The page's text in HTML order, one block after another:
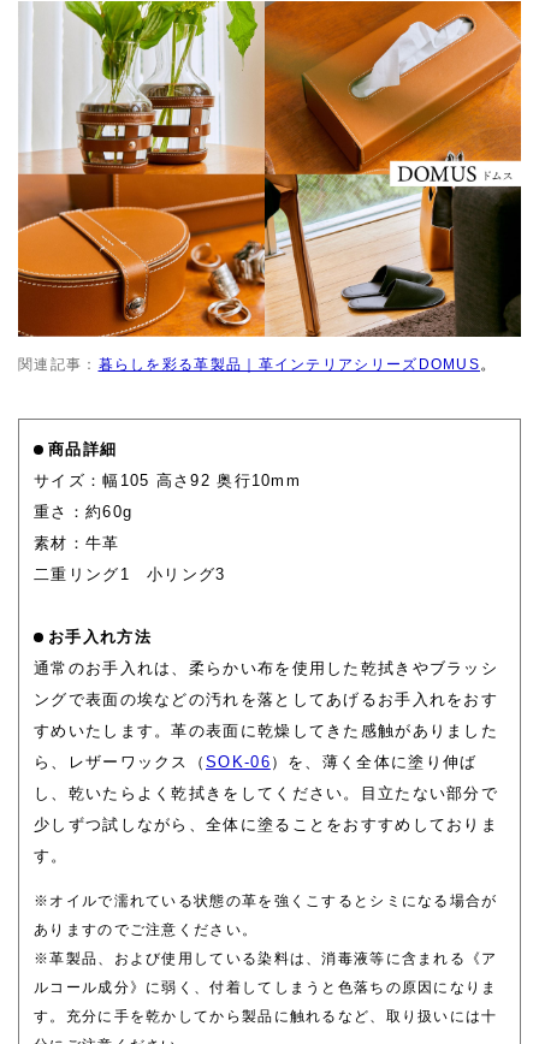
関連記事： 暮らしを彩る革製品｜革インテリアシリーズDOMUS 。
商品詳細
サイズ：幅105 高さ92 奥行10mm
重さ：約60g
素材：牛革
二重リング1 小リング3
お手入れ方法
通常のお手入れは、柔らかい布を使用した乾拭きやブラッシ
ングで表面の埃などの汚れを落としてあげるお手入れをおす
すめいたします。革の表面に乾燥してきた感触がありました
ら、レザーワックス（SOK-06 ）を、薄く全体に塗り伸ば
し、乾いたらよく乾拭きをしてください。目立たない部分で
少しずつ試しながら、全体に塗ることをおすすめしておりま
す。
※オイルで濡れている状態の革を強くこするとシミになる場合が
ありますのでご注意ください。
※革製品、および使用している染料は、消毒液等に含まれる《ア
ルコール成分》に弱く、付着してしまうと色落ちの原因になりま
す。充分に手を乾かしてから製品に触れるなど、取り扱いには十